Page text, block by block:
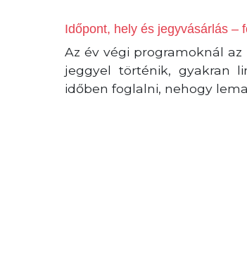
Időpont, hely és jegyvásárlás –
Az év végi programoknál
jeggyel történik, gyakran
időben foglalni, nehogy